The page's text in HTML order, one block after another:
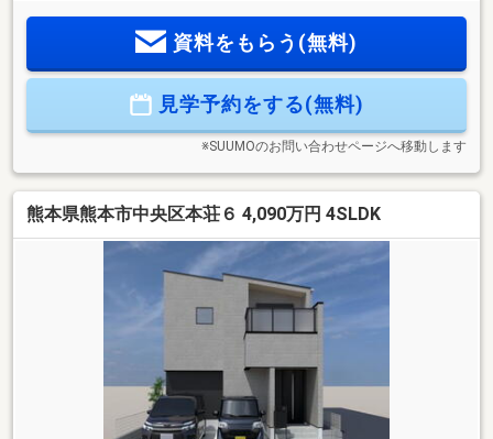
資料をもらう(無料)
見学予約をする(無料)
※SUUMOのお問い合わせページへ移動します
熊本県熊本市中央区本荘６ 4,090万円 4SLDK